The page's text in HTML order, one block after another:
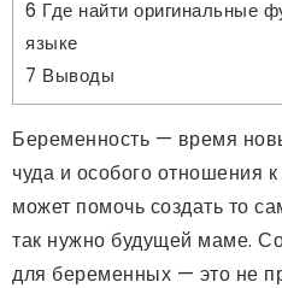
6 Где найти оригинальные
языке
7 Выводы
Беременность — время
чуда и особого отношения
может помочь создать то
так нужно будущей маме.
для беременных — это не